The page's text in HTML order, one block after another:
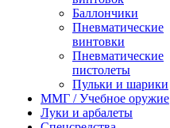
Баллончики
Пневматические
винтовки
Пневматические
пистолеты
Пульки и шарики
ММГ / Учебное оружие
Луки и арбалеты